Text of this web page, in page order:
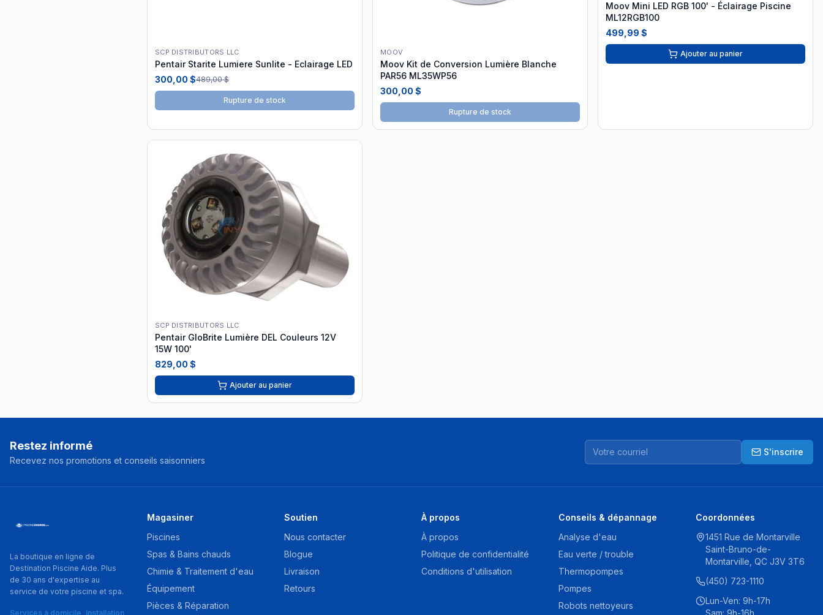
SCP DISTRIBUTORS LLC
Pentair Starite Lumiere Sunlite - Eclairage LED
300,00 $489,00 $
Rupture de stock
MOOV
Moov Kit de Conversion Lumière Blanche
PAR56 ML35WP56
300,00 $
Rupture de stock
Moov Mini LED RGB 100' - Éclairage Piscine
ML12RGB100
499,99 $
Ajouter au panier
SCP DISTRIBUTORS LLC
Pentair GloBrite Lumière DEL Couleurs 12V
15W 100'
829,00 $
Ajouter au panier
Restez informé
Recevez nos promotions et conseils saisonniers
S'inscrire
La boutique en ligne de
Destination Piscine Aide. Plus
de 30 ans d'expertise au
service de votre piscine et spa.
Services à domicile, installation
Magasiner
Piscines
Spas & Bains chauds
Chimie & Traitement d'eau
Équipement
Pièces & Réparation
Soutien
Nous contacter
Blogue
Livraison
Retours
À propos
À propos
Politique de confidentialité
Conditions d'utilisation
Conseils & dépannage
Analyse d'eau
Eau verte / trouble
Thermopompes
Pompes
Robots nettoyeurs
Coordonnées
1451 Rue de Montarville
Saint-Bruno-de-
Montarville, QC J3V 3T6
(450) 723-1110
Lun-Ven: 9h-17h
Sam: 9h-16h